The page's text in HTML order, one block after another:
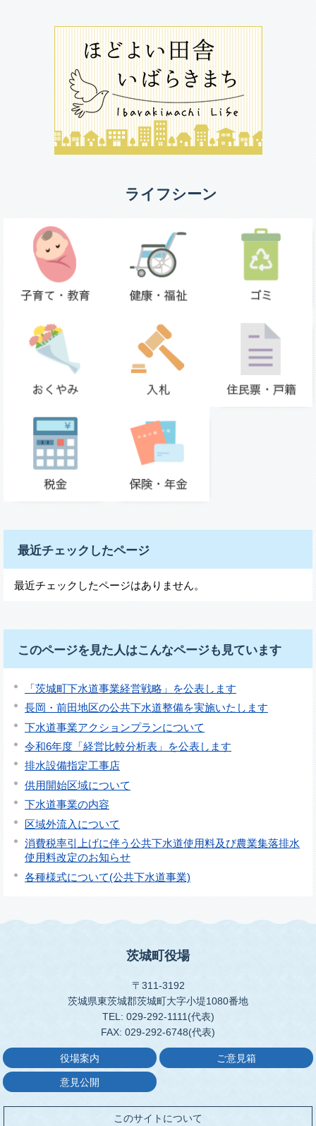
ライフシーン
最近チェックしたページ
最近チェックしたページはありません。
このページを見た人はこんなページも見ています
「茨城町下水道事業経営戦略」を公表します
長岡・前田地区の公共下水道整備を実施いたします
下水道事業アクションプランについて
令和6年度「経営比較分析表」を公表します
排水設備指定工事店
供用開始区域について
下水道事業の内容
区域外流入について
消費税率引上げに伴う公共下水道使用料及び農業集落排水
使用料改定のお知らせ
各種様式について(公共下水道事業)
茨城町役場
〒311-3192
茨城県東茨城郡茨城町大字小堤1080番地
TEL: 029-292-1111(代表)
FAX: 029-292-6748(代表)
役場案内 ご意見箱
意見公開
このサイトについて